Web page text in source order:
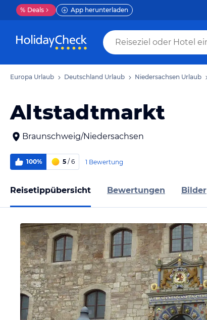
% Deals App herunterladen
Europa Urlaub Deutschland Urlaub Niedersachsen Urlaub
Altstadtmarkt
Braunschweig/Niedersachsen
100% 5 / 6 1 Bewertung
Reisetippübersicht Bewertungen Bilder